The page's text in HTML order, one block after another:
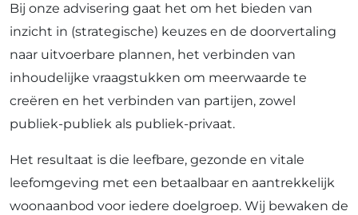
Bij onze advisering gaat het om het bieden van
inzicht in (strategische) keuzes en de doorvertaling
naar uitvoerbare plannen, het verbinden van
inhoudelijke vraagstukken om meerwaarde te
creëren en het verbinden van partijen, zowel
publiek-publiek als publiek-privaat.
Het resultaat is die leefbare, gezonde en vitale
leefomgeving met een betaalbaar en aantrekkelijk
woonaanbod voor iedere doelgroep. Wij bewaken de